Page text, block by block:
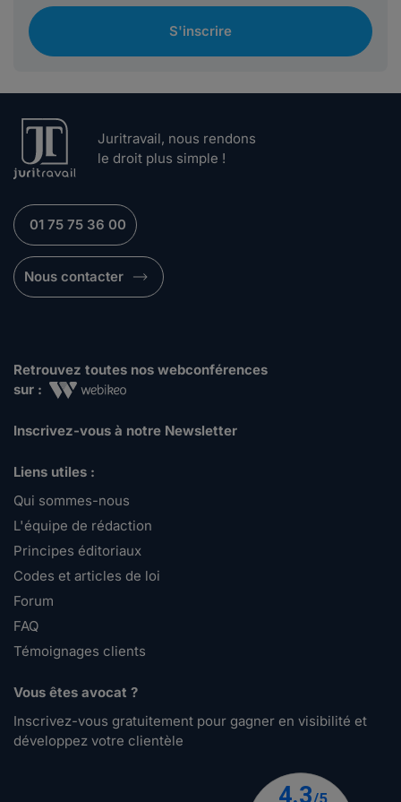
S'inscrire
Juritravail, nous rendons
le droit plus simple !
01 75 75 36 00
Nous contacter
Retrouvez toutes nos webconférences
sur :
Inscrivez-vous à notre Newsletter
Liens utiles :
Qui sommes-nous
L'équipe de rédaction
Principes éditoriaux
Codes et articles de loi
Forum
FAQ
Témoignages clients
Vous êtes avocat ?
Inscrivez-vous gratuitement pour gagner en visibilité et
développez votre clientèle